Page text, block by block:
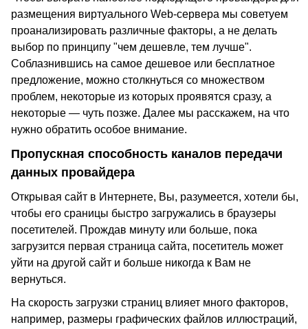
размещения виртуального Web-сервера мы советуем
проанализировать различные факторы, а не делать
выбор по принципу "чем дешевле, тем лучше".
Соблазнившись на самое дешевое или бесплатное
предложение, можно столкнуться со множеством
проблем, некоторые из которых проявятся сразу, а
некоторые — чуть позже. Далее мы расскажем, на что
нужно обратить особое внимание.
Пропускная способность каналов передачи
данных провайдера
Открывая сайт в Интернете, Вы, разумеется, хотели бы,
чтобы его сраницы быстро загружались в браузеры
посетителей. Прождав минуту или больше, пока
загрузится первая страница сайта, посетитель может
уйти на другой сайт и больше никогда к Вам не
вернуться.
На скорость загрузки страниц влияет много факторов,
например, размеры графических файлов иллюстраций,